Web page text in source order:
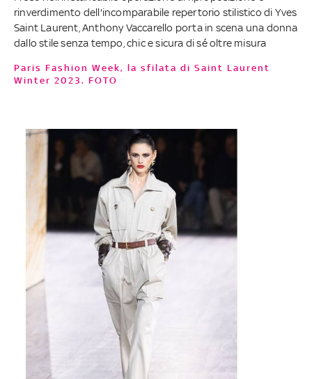
rinverdimento dell'incomparabile repertorio stilistico di Yves
Saint Laurent, Anthony Vaccarello porta in scena una donna
dallo stile senza tempo, chic e sicura di sé oltre misura
Paris Fashion Week, la sfilata di Saint Laurent
Winter 2023. FOTO